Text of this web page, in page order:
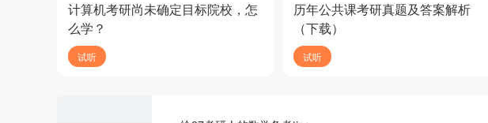
计算机考研尚未确定目标院校，怎
么学？
试听
历年公共课考研真题及答案解析
（下载）
试听